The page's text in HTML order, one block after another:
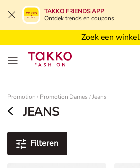
TAKKO FRIENDS APP
Ontdek trends en coupons
Zoek een winkel
Zoek een winkel
Promotion / Promotion Dames / Jeans
JEANS
Filteren